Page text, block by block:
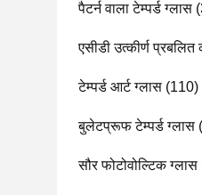
पैटर्न वाला टेम्पर्ड ग्लास
एसीडी उत्कीर्ण प्रबलित
टेम्पर्ड आर्ट ग्लास (110)
बुलेटप्रूफ टेम्पर्ड ग्लास
सौर फोटोवोल्टिक ग्लास